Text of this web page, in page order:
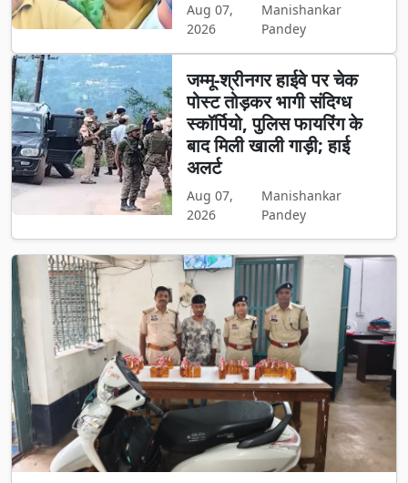
Aug 07,
2026
Manishankar
Pandey
जम्मू-श्रीनगर हाईवे पर चेक
पोस्ट तोड़कर भागी संदिग्ध
स्कॉर्पियो, पुलिस फायरिंग के
बाद मिली खाली गाड़ी; हाई
अलर्ट
Aug 07,
2026
Manishankar
Pandey